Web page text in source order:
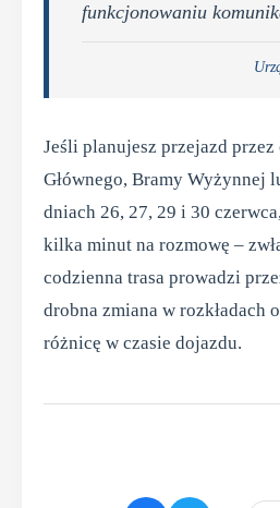
funkcjonowaniu
Jeśli planujesz przejazd
Głównego, Bramy Wyżynnej
dniach 26, 27, 29 i 30
kilka minut na rozmowę –
codzienna trasa prowadzi
drobna zmiana w rozkładach
różnicę w czasie dojazdu.